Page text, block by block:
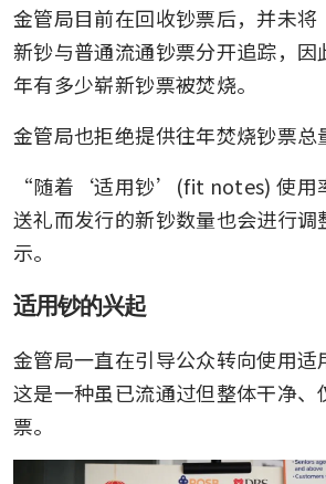
金管局目前在回收钞票后，并未
新钞与普通流通钞票分开追踪，因
年有多少崭新钞票被焚烧。
金管局也拒绝提供往年焚烧钞票总
“随着‘适用钞’(fit notes) 使用
送礼而发行的新钞数量也会进行
示。
适用钞的兴起
金管局一直在引导公众转向使用适
这是一种虽已流通过但整体干净
票。